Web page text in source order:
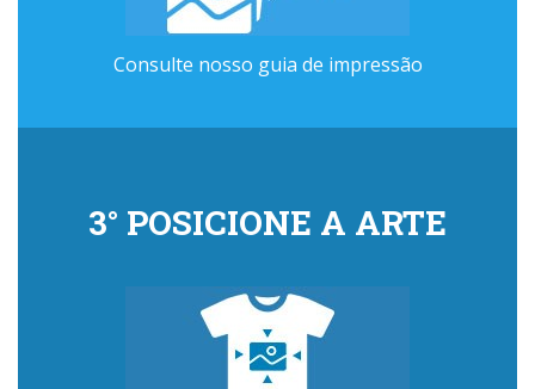
Consulte nosso guia de impressão
3° POSICIONE A ARTE